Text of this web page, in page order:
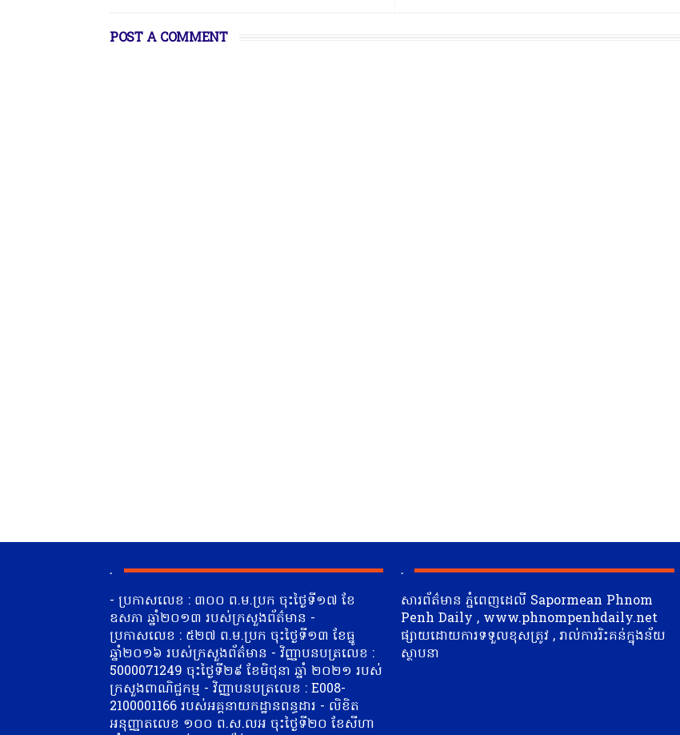
POST A COMMENT
.
- ប្រកាសលេខ : ៣០០ ព.ម.ប្រក ចុះថ្ងៃទី១៧ ខែ
ឧសភា ឆ្នាំ២០១៣ របស់ក្រសួងព័ត៌មាន -
ប្រកាសលេខ : ៥២៧ ព.ម.ប្រក ចុះថ្ងៃទី១៣ ខែធ្នូ
ឆ្នាំ២០១៦ របស់ក្រសួងព័ត៌មាន - វិញ្ញាបនបត្រលេខ :
5000071249 ចុះថ្ងៃទី២៩ ខែមិថុនា​ ឆ្នាំ ២០២១ របស់
ក្រសួងពាណិជ្ជកម្ម - វិញ្ញាបនបត្រលេខ : E008-
2100001166 របស់អគ្គនាយកដ្ឋានពន្ធដារ - លិខិត
អនុញ្ញាតលេខ ១០០ ព.ស.លអ ចុះថ្ងៃទី២០ ខែសីហា
.
សារព័ត៌មាន ភ្នំពេញដេលី Sapormean Phnom
Penh Daily , www.phnompenhdaily.net
ផ្សាយដោយការទទួលខុសត្រូវ , រាល់ការរិះគន់ក្នុងន័យ
ស្ថាបនា